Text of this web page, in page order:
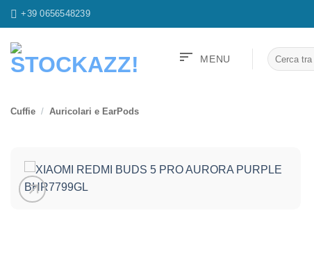
Salta
ai
contenuti
+39 0656548239
sort MENU
Cerca:
Cuffie / Auricolari e EarPods
arrow_outward